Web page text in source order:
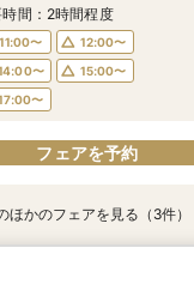
〜
14:45〜
18:00〜
フェアを予約
〜
14:45〜
〜
フェアを予約
〜
14:45〜
18:00〜
フェアを予約
〜
14:45〜
18:00〜
フェアを予約
〜
14:45〜
18:00〜
フェアを予約
〜
14:45〜
18:00〜
フェアを予約
時間：2時間程度
11:00〜
12:00〜
〜
15:00〜
〜
フェアを予約
数W】貸切邸宅でアット
組★マタニティ限定特典＆
ライン相談会】遠方・見
ほかのフェアを見る（3件）